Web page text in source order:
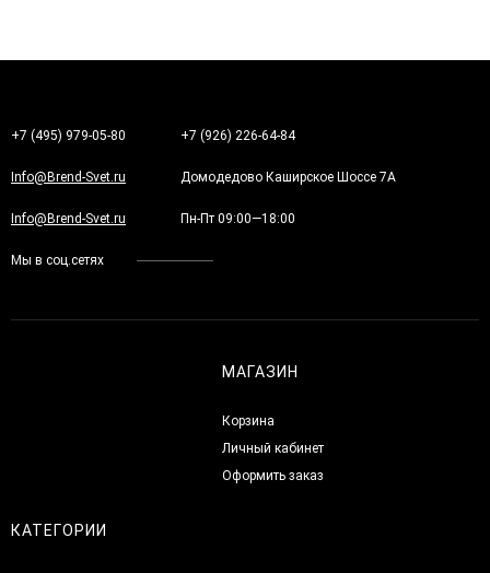
+7 (495) 979-05-80 +7 (926) 226-64-84
Info@Brend-Svet.ru Домодедово Каширское Шоссе 7А
Info@Brend-Svet.ru Пн-Пт 09:00—18:00
Мы в соц.сетях
МАГАЗИН
Корзина
Личный кабинет
Оформить заказ
КАТЕГОРИИ